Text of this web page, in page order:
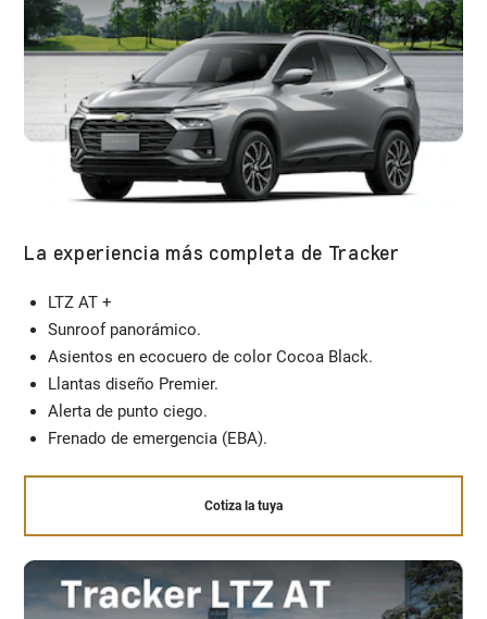
La experiencia más completa de Tracker
LTZ AT +
Sunroof panorámico.
Asientos en ecocuero de color Cocoa Black.
Llantas diseño Premier.
Alerta de punto ciego.
Frenado de emergencia (EBA).
Cotiza la tuya